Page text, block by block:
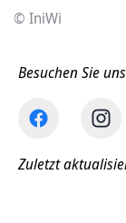
© IniWi
Besuchen Sie
Zuletzt